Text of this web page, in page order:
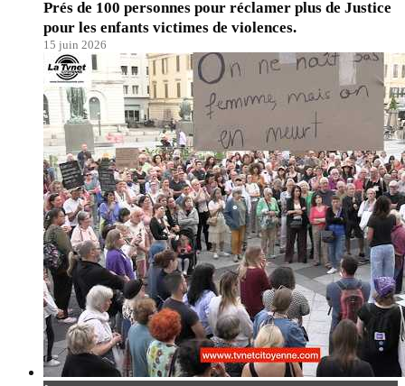
Prés de 100 personnes pour réclamer plus de Justice
pour les enfants victimes de violences.
15 juin 2026